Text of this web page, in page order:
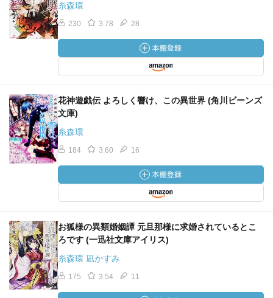
糸森環
230 3.78 28
花神遊戯伝 よろしく響け、この異世界 (角川ビーンズ
文庫)
糸森環
184 3.60 16
お狐様の異類婚姻譚 元旦那様に求婚されているとこ
ろです (一迅社文庫アイリス)
糸森環 凪かすみ
175 3.54 11